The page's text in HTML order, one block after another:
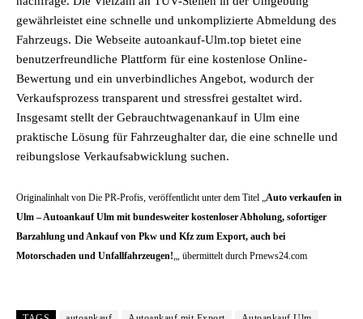
gewährleistet eine schnelle und unkomplizierte Abmeldung des
Fahrzeugs. Die Webseite autoankauf-Ulm.top bietet eine
benutzerfreundliche Plattform für eine kostenlose Online-
Bewertung und ein unverbindliches Angebot, wodurch der
Verkaufsprozess transparent und stressfrei gestaltet wird.
Insgesamt stellt der Gebrauchtwagenankauf in Ulm eine
praktische Lösung für Fahrzeughalter dar, die eine schnelle und
reibungslose Verkaufsabwicklung suchen.
Originalinhalt von Die PR-Profis, veröffentlicht unter dem Titel „Auto verkaufen in
Ulm – Autoankauf Ulm mit bundesweiter kostenloser Abholung, sofortiger
Barzahlung und Ankauf von Pkw und Kfz zum Export, auch bei
Motorschaden und Unfallfahrzeugen!„, übermittelt durch Prnews24.com